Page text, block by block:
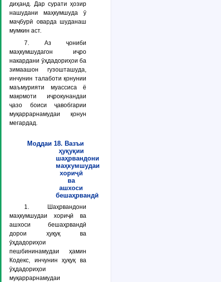
диҳанд. Дар сурати ҳозир
нашудани маҳкумшуда ӯ
маҷбурӣ оварда шуданаш
мумкин аст.
7. Аз ҷониби
маҳкумшудагон иҷро
накардани ӯҳдадориҳои ба
зимаашон гузошташуда,
инчунин талаботи қонунии
маъмурияти муассиса ё
мақомоти иҷрокунандаи
ҷазо боиси ҷавобгарии
муқаррарнамудаи қонун
мегардад.
Моддаи 18. Вазъи
ҳуқуқии
шаҳрвандони
маҳкумшудаи
хориҷӣ
ва
ашхоси
бешаҳрвандӣ
1. Шаҳрвандони
маҳкумшудаи хориҷӣ ва
ашхоси бешаҳрвандӣ
дорои ҳуқуқ ва
ӯҳдадориҳои
пешбининамудаи ҳамин
Кодекс, инчунин ҳуқуқ ва
ӯҳдадориҳои
муқаррарнамудаи